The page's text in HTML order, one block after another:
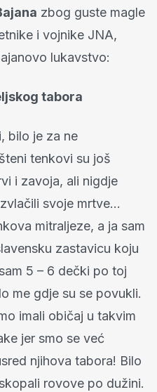
zbog guste magle
i vojnike JNA,
lukavstvo:
tabora
bilo je za ne
tenkovi su još
i zavoja, ali nigdje
svoje mrtve…
mitraljeze, a ja sam
zastavicu koju
5 – 6 dečki po toj
me gdje su se povukli.
imali običaj u takvim
jer smo se već
njihova tabora! Bilo
rovove po dužini.